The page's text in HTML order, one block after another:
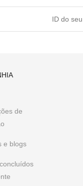
a FurnitureRoots é
de
e blogs